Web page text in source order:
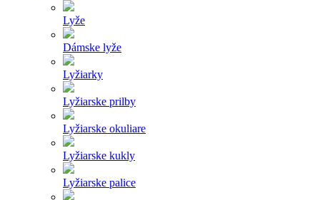
Lyže
Dámske lyže
Lyžiarky
Lyžiarske prilby
Lyžiarske okuliare
Lyžiarske kukly
Lyžiarske palice